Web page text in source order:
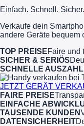
Einfach. Schnell. Sicher.
Verkaufe dein
andere Geräte bequem
TOP PREISEFaire und
SICHER & SERIÖS
SCHNELLE
JETZT GERÄT
FAIRE PREISE
EINFACHE
TAUSENDE KUNDEN
DATENSICHERHEIT